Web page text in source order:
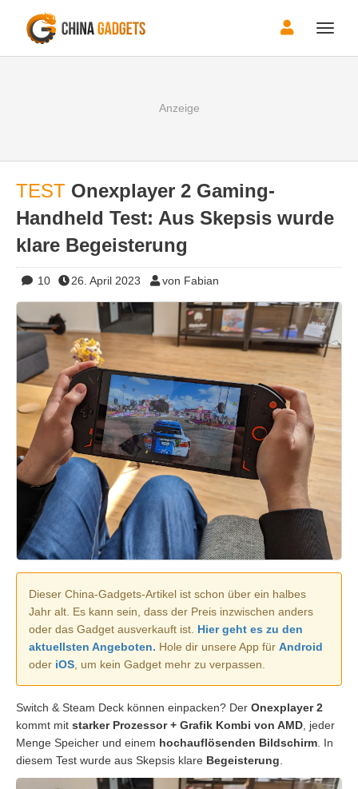
Toggle
TEST Onexplayer 2 Gaming-
Handheld Test: Aus Skepsis wurde
klare Begeisterung
10 26. April 2023 von Fabian
Dieser China-Gadgets-Artikel ist schon über ein halbes
Jahr alt. Es kann sein, dass der Preis inzwischen anders
oder das Gadget ausverkauft ist. Hier geht es zu den
aktuellsten Angeboten. Hole dir unsere App für Android
oder iOS, um kein Gadget mehr zu verpassen.
Switch & Steam Deck können einpacken? Der Onexplayer 2
kommt mit starker Prozessor + Grafik Kombi von AMD, jeder
Menge Speicher und einem hochauflösenden Bildschirm. In
diesem Test wurde aus Skepsis klare Begeisterung.